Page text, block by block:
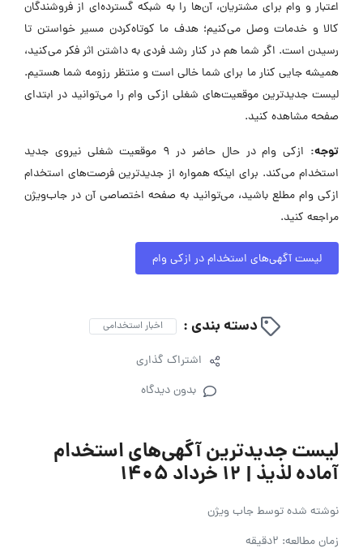
اعتبار و وام برای مشتریان، آن‌ها را به شبکه گسترده‌ای از فروشندگان
کالا و خدمات وصل می‌کنیم؛ هدف ما کوتاه‌کردن مسیر خواستن تا
رسیدن است. اگر شما هم در کنار رشد فردی به داشتن اثر فکر می‌کنید،
همیشه جایی کنار ما برای شما خالی است و منتظر رزومه شما هستیم.
لیست جدیدترین موقعیت‌های شغلی ازکی وام را می‌توانید در ابتدای
صفحه مشاهده کنید.
توجه:
ازکی وام در حال حاضر در ۹ موقعیت شغلی نیروی جدید
استخدام می‌کند. برای اینکه همواره از جدیدترین فرصت‌های استخدام
ازکی وام مطلع باشید، می‌توانید به صفحه اختصاصی آن در جاب‌ویژن
مراجعه کنید.
لیست آگهی‌های استخدام در ازکی وام
دسته بندی : اخبار استخدامی
اشتراک گذاری
بدون دیدگاه
لیست جدیدترین آگهی‌های استخدام
آماده لذیذ | ۱۲ خرداد ۱۴۰۵
نوشته شده توسطجاب ویژن
زمان مطالعه: 2دقیقه